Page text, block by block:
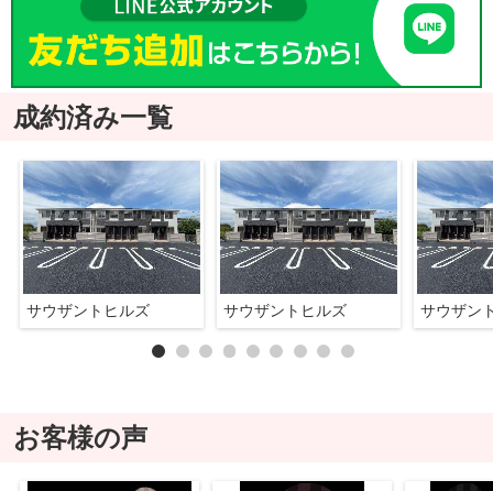
成約済み一覧
サウザントヒルズ サウザントヒルズ サウザン
お客様の声